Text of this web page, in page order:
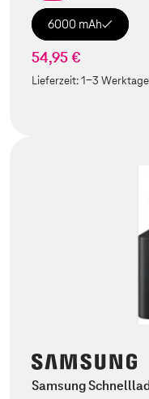
6000 mAh
54,95 €
Lieferzeit:1-3 Werktage
Samsung